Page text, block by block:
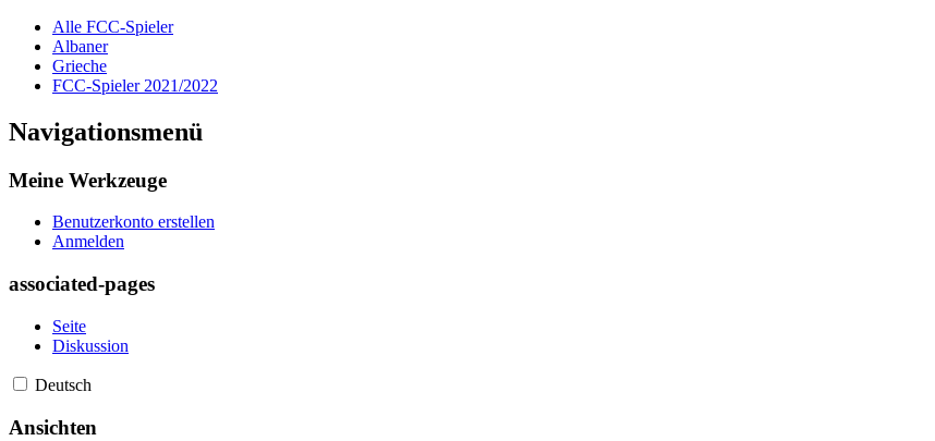
Alle FCC-Spieler
Albaner
Grieche
FCC-Spieler 2021/2022
Navigationsmenü
Meine Werkzeuge
Benutzerkonto erstellen
Anmelden
associated-pages
Seite
Diskussion
Deutsch
Ansichten